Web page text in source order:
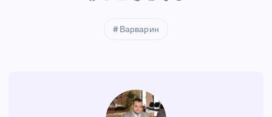
Варварин